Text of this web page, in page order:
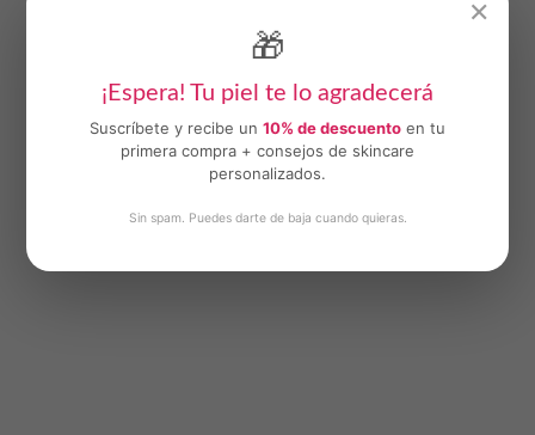
✕
🎁
¡Espera! Tu piel te lo agradecerá
Suscríbete y recibe un 10% de descuento en tu
primera compra + consejos de skincare
personalizados.
Sin spam. Puedes darte de baja cuando quieras.